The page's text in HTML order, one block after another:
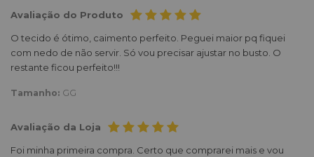
Avaliação do Produto
O tecido é ótimo, caimento perfeito. Peguei maior pq fiquei
com nedo de não servir. Só vou precisar ajustar no busto. O
restante ficou perfeito!!!
Tamanho: GG
Avaliação da Loja
Foi minha primeira compra. Certo que comprarei mais e vou